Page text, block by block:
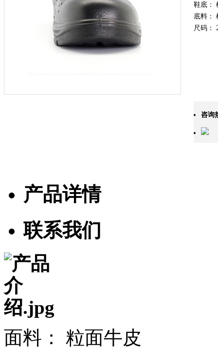
鞋底：
底料：
尺码：
咨询
产品详情
联系我们
面料： 粒面牛皮